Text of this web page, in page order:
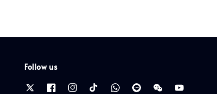
Follow us